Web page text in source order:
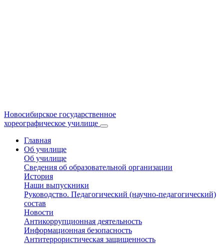
Новосибирское государственное
хореографическое училище
Главная
Об училище
Об училище
Сведения об образовательной организации
История
Наши выпускники
Руководство. Педагогический (научно-педагогический)
состав
Новости
Антикоррупционная деятельность
Информационная безопасность
Антитеррористическая защищенность